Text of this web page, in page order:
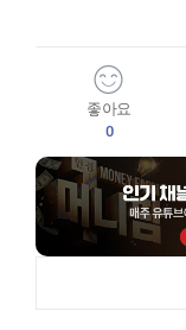
좋아요
0